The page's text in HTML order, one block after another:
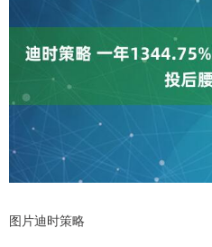
图片迪时策略